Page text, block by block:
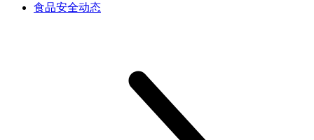
食品安全动态